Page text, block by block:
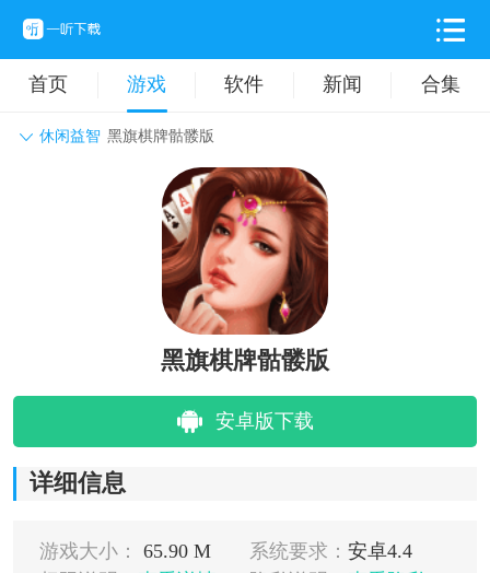
首页 游戏 软件 新闻 合集
休闲益智 黑旗棋牌骷髅版
动作格斗 休闲益智
卡牌对战 音乐舞蹈
挂机养成
黑旗棋牌骷髅版
安卓版下载
详细信息
游戏大小： 65.90 M 系统要求： 安卓4.4